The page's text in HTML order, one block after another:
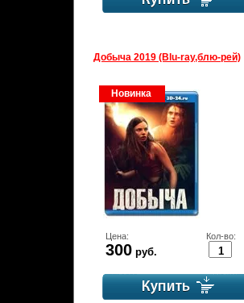
Добыча 2019 (Blu-ray,блю-рей)
Новинка
Цена:
300 руб.
Кол-во: